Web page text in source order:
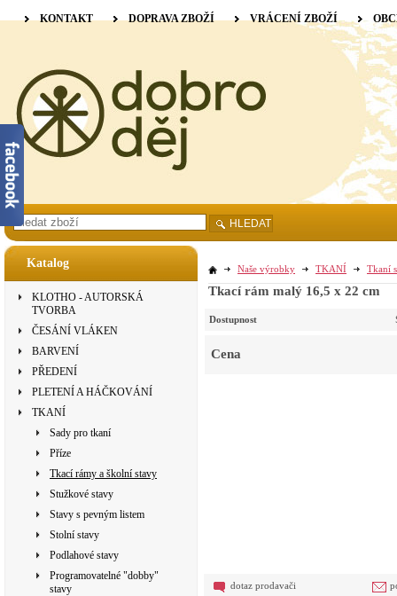
Katalog
KLOTHO - AUTORSKÁ
TVORBA
ČESÁNÍ VLÁKEN
BARVENÍ
PŘEDENÍ
PLETENÍ A HÁČKOVÁNÍ
TKANÍ
Sady pro tkaní
Příze
Tkací rámy a školní stavy
Stužkové stavy
Stavy s pevným listem
Stolní stavy
Podlahové stavy
Programovatelné "dobby"
stavy
Naše výrobky TKANÍ Tkaní
Tkací rám malý 16,5 x 22 cm
Dostupnost
Cena
dotaz prodavači
KONTAKT DOPRAVA ZBOŽÍ VRÁCENÍ ZBOŽÍ
HLEDAT